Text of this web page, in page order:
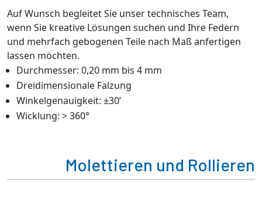
Auf Wunsch begleitet Sie unser technisches Team,
wenn Sie kreative Lösungen suchen und Ihre Federn
und mehrfach gebogenen Teile nach Maß anfertigen
lassen möchten.
Durchmesser: 0,20 mm bis 4 mm
Dreidimensionale Falzung
Winkelgenauigkeit: ±30’
Wicklung: > 360°
Molettieren und Rollieren